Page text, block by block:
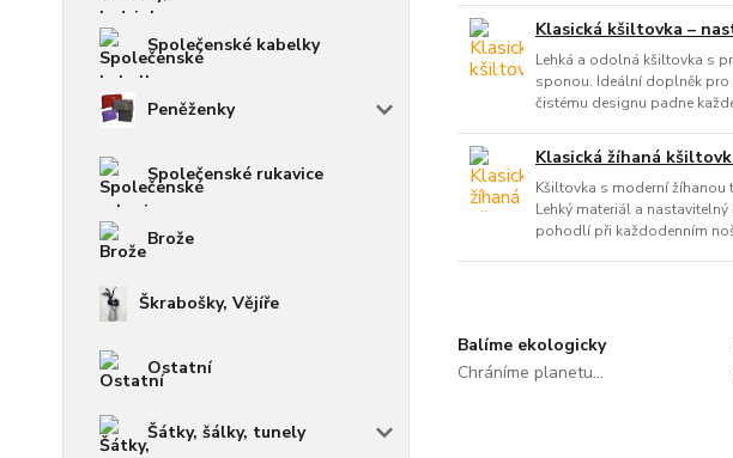
Společenské kabelky
Peněženky
Společenské rukavice
Brože
Škrabošky, Vějíře
Ostatní
Šátky, šálky, tunely
Klasická kšiltovka –
Lehká a odolná kšiltovka s
sponou. Ideální doplněk
čistému designu padne
Klasická žíhaná
Kšiltovka s moderní
Lehký materiál a
pohodlí při každodenním
Balíme ekologicky
Chráníme planetu...